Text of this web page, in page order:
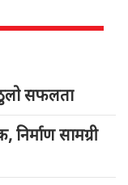
ठुलो सफलता
सामग्री